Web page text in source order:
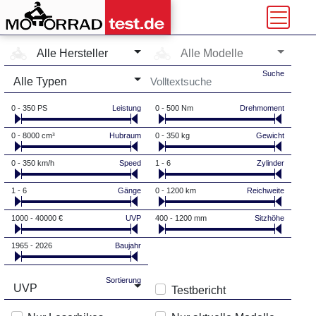
Hersteller-Auswahl
Alle Hersteller
Modell-Auswahl
Alle Modelle
Alle Typen
Suche
0 - 350 PS Leistung 0 - 500 Nm Drehmoment
0 - 8000 cm³ Hubraum 0 - 350 kg Gewicht
0 - 350 km/h Speed 1 - 6 Zylinder
1 - 6 Gänge 0 - 1200 km Reichweite
1000 - 40000 € UVP 400 - 1200 mm Sitzhöhe
1965 - 2026 Baujahr
Sortierung
UVP Testbericht